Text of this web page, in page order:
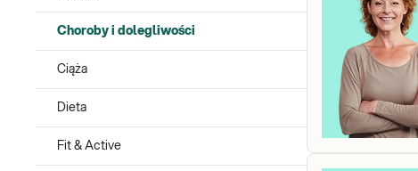
Choroby i dolegliwości
Ciąża
Dieta
Fit & Active